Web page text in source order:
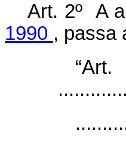
Art. 2º A
1990 , passa